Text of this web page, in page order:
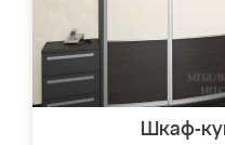
Шкаф-